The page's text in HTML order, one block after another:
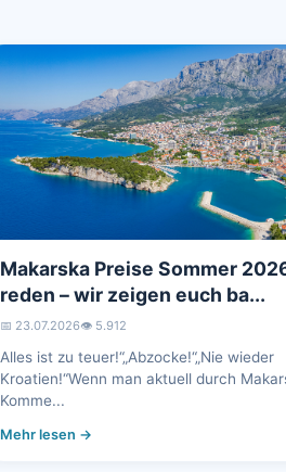
Makarska Preise Sommer
reden – wir zeigen euch ba...
📅 23.07.2026👁️ 5.912
Alles ist zu teuer!“„Abzocke!“„Nie wieder
Kroatien!“Wenn man aktuell durch
Komme...
Mehr lesen →